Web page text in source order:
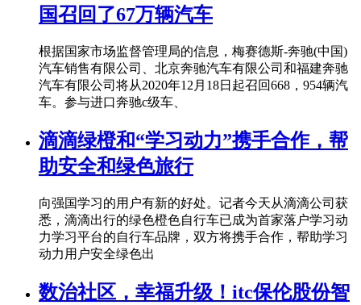
国召回了67万辆汽车
根据国家市场监督管理局的信息，梅赛德斯-奔驰(中国)
汽车销售有限公司、北京奔驰汽车有限公司和福建奔驰
汽车有限公司将从2020年12月18日起召回668，954辆汽
车。参与进口奔驰c级车、
滴滴绿橙和“学习动力”携手合作，帮
助安全和绿色旅行
向强国学习的用户有新的好处。记者今天从滴滴公司获
悉，滴滴出行的绿色橙色自行车已成为首家落户学习动
力学习平台的自行车品牌，双方将携手合作，帮助学习
动力用户安全绿色出
数治社区，幸福升级！itc保伦股份智